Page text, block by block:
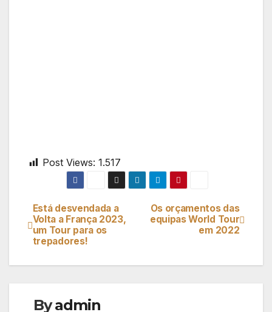
Post Views: 1.517
Navegação
de
artigos
Os orçamentos das
equipas World Tour
em 2022
Está desvendada a
Volta a França 2023,
um Tour para os
trepadores!
Byadmin